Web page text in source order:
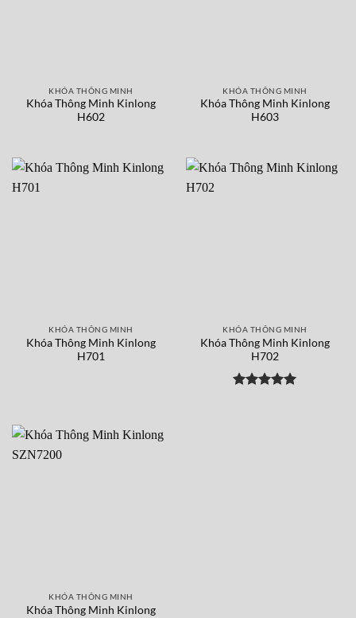
KHÓA THÔNG MINH
Khóa Thông Minh Kinlong
H602
KHÓA THÔNG MINH
Khóa Thông Minh Kinlong
H603
KHÓA THÔNG MINH
Khóa Thông Minh Kinlong
H701
KHÓA THÔNG MINH
Khóa Thông Minh Kinlong
H702
KHÓA THÔNG MINH
Khóa Thông Minh Kinlong